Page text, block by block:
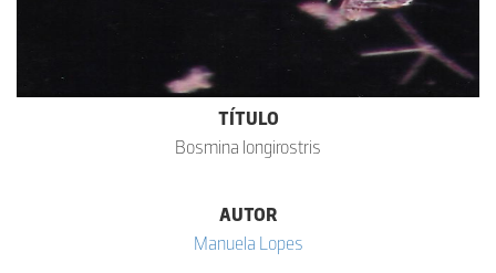
TÍTULO
Bosmina longirostris
AUTOR
Manuela Lopes